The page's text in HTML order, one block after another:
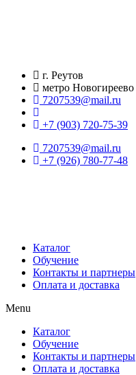
г. Реутов
метро Новогиреево
7207539@mail.ru
+7 (903) 720-75-39
7207539@mail.ru
+7 (926) 780-77-48
Каталог
Обучение
Контакты и партнеры
Оплата и доставка
Menu
Каталог
Обучение
Контакты и партнеры
Оплата и доставка